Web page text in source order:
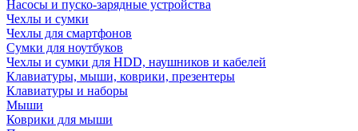
Насосы и пуско-зарядные устройства
Чехлы и сумки
Чехлы для смартфонов
Сумки для ноутбуков
Чехлы и сумки для HDD, наушников и кабелей
Клавиатуры, мыши, коврики, презентеры
Клавиатуры и наборы
Мыши
Коврики для мыши